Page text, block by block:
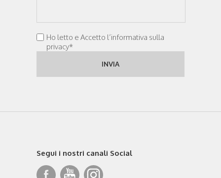
Ho letto e Accetto l’informativa sulla
privacy*
Segui i nostri canali Social